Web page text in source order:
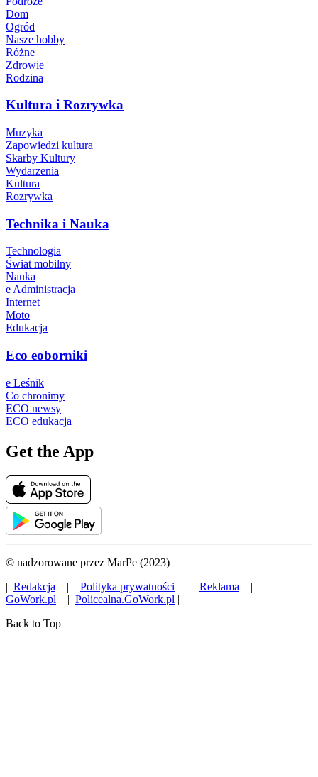
Dom
Ogród
Nasze hobby
Różne
Zdrowie
Rodzina
Kultura i Rozrywka
Muzyka
Zapowiedzi kultura
Skarby Kultury
Wydarzenia
Kultura
Rozrywka
Technika i Nauka
Technologia
Świat mobilny
Nauka
e Administracja
Internet
Moto
Edukacja
Eco eoborniki
e Leśnik
Co chronimy
ECO newsy
ECO edukacja
Get the App
© nadzorowane przez MarPe (2023)
| Redakcja | Polityka prywatności | Reklama |
GoWork.pl | Policealna.GoWork.pl |
Back to Top